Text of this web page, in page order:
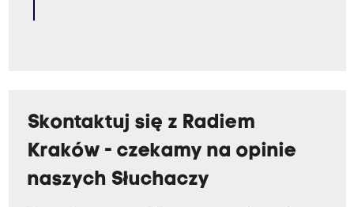
Skontaktuj się z Radiem
Kraków - czekamy na opinie
naszych Słuchaczy